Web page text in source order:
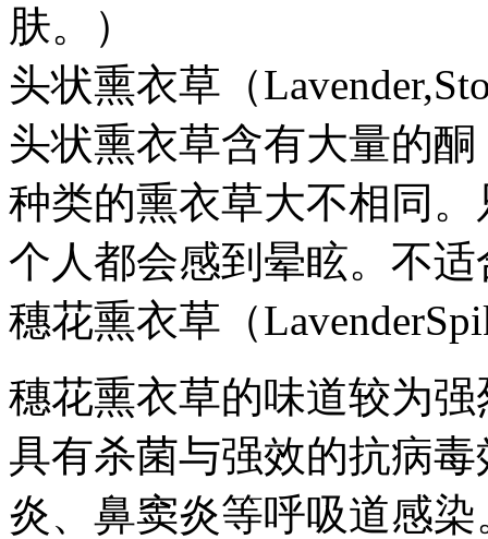
肤。）
头状熏衣草（
头状熏衣草含有大量的
种类的熏衣草大不相同
个人都会感到晕眩。不
穗花熏衣草（
穗花熏衣草的味道较为
具有杀菌与强效的抗病
炎、鼻窦炎等呼吸道感